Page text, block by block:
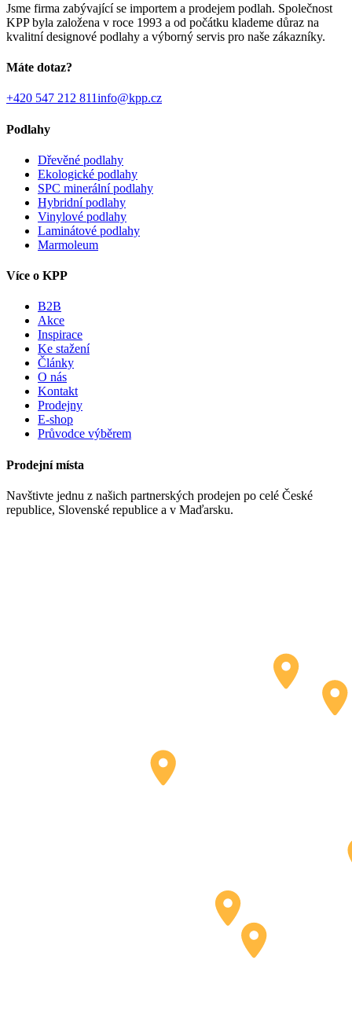
Jsme firma zabývající se importem a prodejem podlah. Společnost
KPP byla založena v roce 1993 a od počátku klademe důraz na
kvalitní designové podlahy a výborný servis pro naše zákazníky.
Máte dotaz?
+420 547 212 811info@kpp.cz
Podlahy
Dřevěné podlahy
Ekologické podlahy
SPC minerální podlahy
Hybridní podlahy
Vinylové podlahy
Laminátové podlahy
Marmoleum
Více o KPP
B2B
Akce
Inspirace
Ke stažení
Články
O nás
Kontakt
Prodejny
E-shop
Průvodce výběrem
Prodejní místa
Navštivte jednu z našich partnerských prodejen po celé České
republice, Slovenské republice a v Maďarsku.